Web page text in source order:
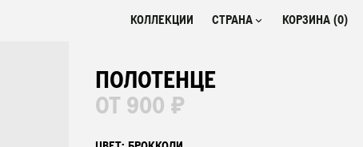
КОЛЛЕКЦИИ СТРАНА КОРЗИНА (0)
ПОЛОТЕНЦЕ
ОТ 900 ₽